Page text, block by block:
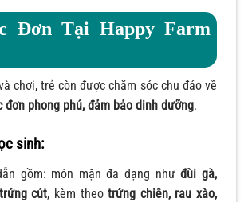
Đơn Tại Happy Farm
chơi, trẻ còn được chăm sóc chu đáo về
đơn phong phú, đảm bảo dinh dưỡng.
sinh:
gồm: món mặn đa dạng nhưđùi gà,
cút, kèm theotrứng chiên, rau xào,